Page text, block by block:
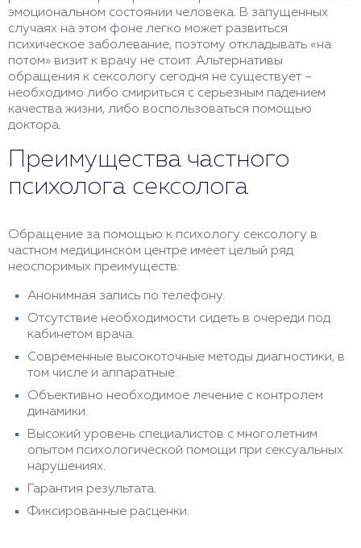
эмоциональном состоянии человека. В запущенных
случаях на этом фоне легко может развиться
психическое заболевание, поэтому откладывать «на
потом» визит к врачу не стоит. Альтернативы
обращения к сексологу сегодня не существует –
необходимо либо смириться с серьезным падением
качества жизни, либо воспользоваться помощью
доктора.
Преимущества частного
психолога сексолога
Обращение за помощью к психологу сексологу в
частном медицинском центре имеет целый ряд
неоспоримых преимуществ:
Анонимная запись по телефону.
Отсутствие необходимости сидеть в очереди под
кабинетом врача.
Современные высокоточные методы диагностики, в
том числе и аппаратные.
Объективно необходимое лечение с контролем
динамики.
Высокий уровень специалистов с многолетним
опытом психологической помощи при сексуальных
нарушениях.
Гарантия результата.
Фиксированные расценки.